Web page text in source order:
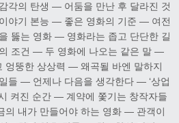
각의 탄생 — 어둠을 만난 후 달라진 것
야기 본능 — 좋은 영화의 기준 — 여전
뚫는 영화 — 영화라는 좁고 단단한 길
조건 — 두 영화에 나오는 같은 말 —
엉뚱한 상상력 — 왜곡될 바엔 말하지
들 — 언제나 다음을 생각한다 — ‘상업
켜진 순간 — 계약에 쫓기는 창작자들
내가 만들어야 하는 영화 — 관객이